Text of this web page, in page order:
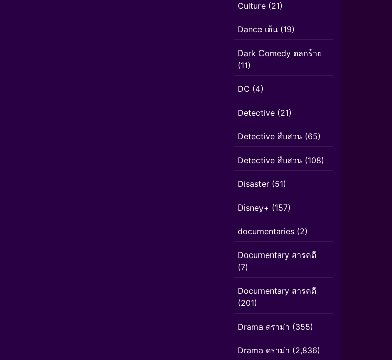
Culture (21)
Dance เต้น (19)
Dark Comedy ตลกร้าย
(11)
DC (4)
Detective (21)
Detective สืบสวน (65)
Detective สืบสวน (108)
Disaster (51)
Disney+ (157)
documentaries (2)
Documentary สารคดี
(7)
Documentary สารคดี
(201)
Drama ดราม่า (355)
Drama ดราม่า (2,836)